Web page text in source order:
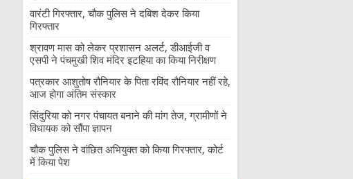
वारंटी गिरफ्तार, चौक पुलिस ने दबिश देकर किया
गिरफ्तार
श्रावण मास को लेकर प्रशासन अलर्ट, डीआईजी व
एसपी ने पंचमुखी शिव मंदिर इटहिया का किया निरीक्षण
पत्रकार आशुतोष रौनियार के पिता रविंद रौनियार नहीं रहे,
आज होगा अंतिम संस्कार
सिंदुरिया को नगर पंचायत बनाने की मांग तेज, ग्रामीणों ने
विधायक को सौंपा ज्ञापन
चौक पुलिस ने वांछित अभियुक्त को किया गिरफ्तार, कोर्ट
में किया पेश